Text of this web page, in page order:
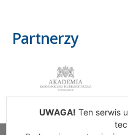
Partnerzy
UWAGA! Ten serwis